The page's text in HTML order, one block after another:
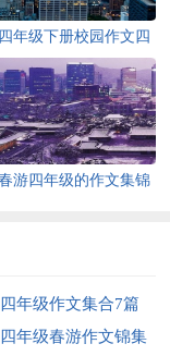
年级下册校园作文四
篇
春游四年级的作文集锦
四年级作文集合7篇
四年级春游作文锦集